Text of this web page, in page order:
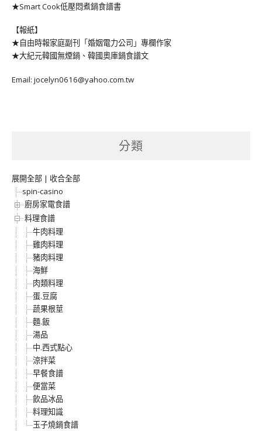
★Smart Cook低壓悶煮鍋食譜書
【報紙】
★自由時報家庭副刊「婚姻電力公司」專欄作家
★大紀元韓國無煙鍋、韓國奧庫鍋食譜文
Email: jocelyn0616@yahoo.com.tw
分類
展開全部 | 收合全部
spin-casino
廚房家電食譜
料理食譜
牛肉料理
雞肉料理
豬肉料理
海鮮
肉類料理
蛋.豆腐
蔬果根莖
麵.飯
湯品
中.西式點心
涼拌菜
早餐食譜
便當菜
飲品冰品
料理知識
玉子燒鍋食譜